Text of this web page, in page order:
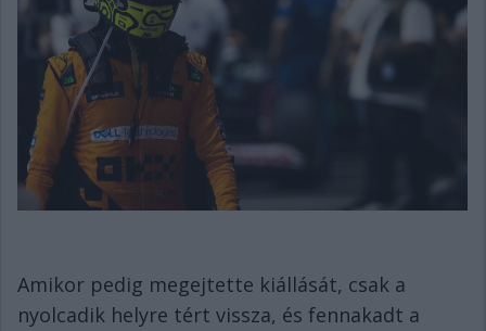
Amikor pedig megejtette kiállását, csak a
nyolcadik helyre tért vissza, és fennakadt a